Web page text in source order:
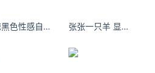
时在线：
洁琼黑色性感自拍写真合集 张张一只羊 显腰细小心机YYDS ！ 束腰真的太绝啦！